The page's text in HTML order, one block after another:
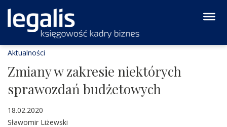
Aktualności
Zmiany w zakresie niektórych
sprawozdań budżetowych
18.02.2020
Sławomir Liżewski